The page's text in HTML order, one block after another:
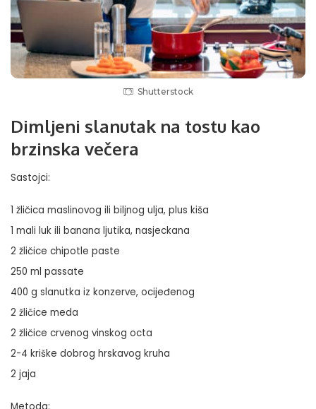
Shutterstock
Dimljeni slanutak na tostu kao
brzinska večera
Sastojci:
1 žličica maslinovog ili biljnog ulja, plus kiša
1 mali luk ili banana ljutika, nasjeckana
2 žličice chipotle paste
250 ml passate
400 g slanutka iz konzerve, ocijeđenog
2 žličice meda
2 žličice crvenog vinskog octa
2-4 kriške dobrog hrskavog kruha
2 jaja